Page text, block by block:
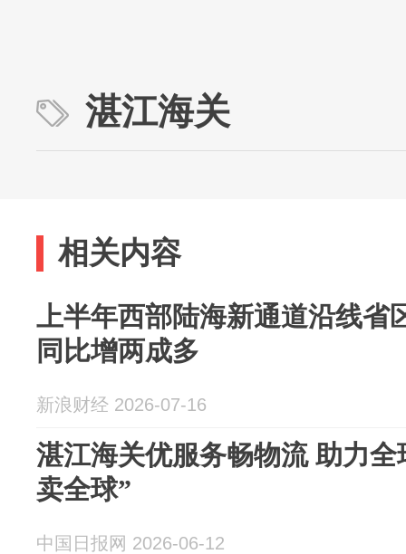
湛江海关
相关内容
上半年西部陆海新通道沿线省
同比增两成多
新浪财经 2026-07-16
湛江海关优服务畅物流 助力
卖全球”
中国日报网 2026-06-12